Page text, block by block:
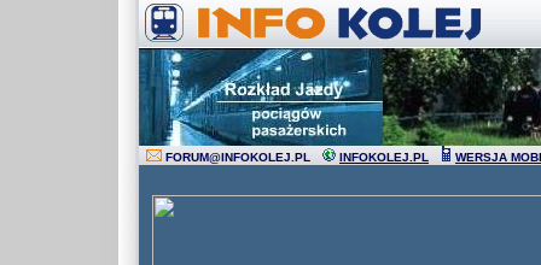
FORUM@INFOKOLEJ.PL INFOKOLEJ.PL WERSJA